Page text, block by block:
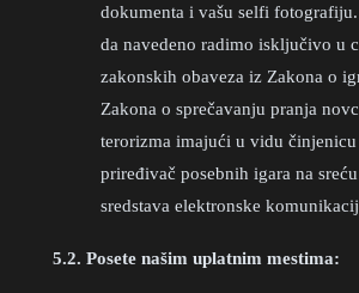
dokumenta i vašu selfi
da navedeno radimo isključivo u
zakonskih obaveza iz Zakona o
Zakona o sprečavanju pranja
terorizma imajući u vidu činjenicu
priređivač posebnih igara na
sredstava elektronske
5.2. Posete našim uplatnim mestima: